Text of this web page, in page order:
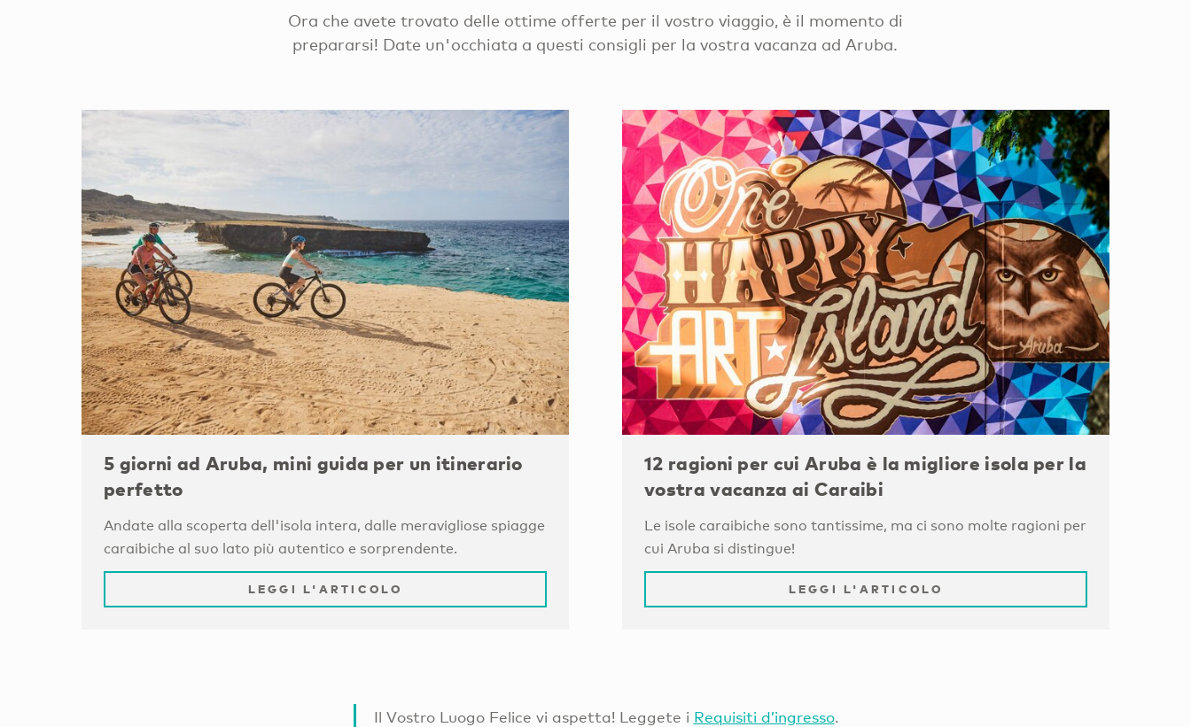
Ora che avete trovato delle ottime offerte per il vostro viaggio, è il momento di
prepararsi! Date un'occhiata a questi consigli per la vostra vacanza ad Aruba.
5 giorni ad Aruba, mini guida per un itinerario
perfetto
Andate alla scoperta dell'isola intera, dalle meravigliose spiagge
caraibiche al suo lato più autentico e sorprendente.
LEGGI L'ARTICOLO
12 ragioni per cui Aruba è la migliore isola per la
vostra vacanza ai Caraibi
Le isole caraibiche sono tantissime, ma ci sono molte ragioni per
cui Aruba si distingue!
LEGGI L'ARTICOLO
Il Vostro Luogo Felice vi aspetta! Leggete i Requisiti d’ingresso.